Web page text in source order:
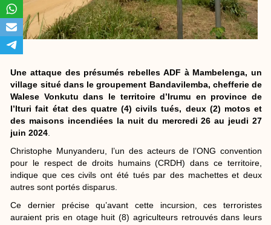
Une attaque des présumés rebelles ADF à Mambelenga, un
village situé dans le groupement Bandavilemba, chefferie de
Walese Vonkutu dans le territoire d’Irumu en province de
l’Ituri fait état des quatre (4) civils tués, deux (2) motos et
des maisons incendiées la nuit du mercredi 26 au jeudi 27
juin 2024
Christophe Munyanderu, l’un des acteurs de l’ONG convention
pour le respect de droits humains (CRDH) dans ce territoire,
indique que ces civils ont été tués par des machettes et deux
autres sont portés disparus.
Ce dernier précise qu’avant cette incursion, ces terroristes
auraient pris en otage huit (8) agriculteurs retrouvés dans leurs